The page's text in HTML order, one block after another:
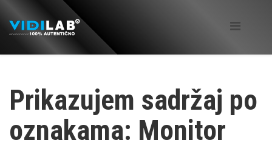
Prikazujem sadržaj po
oznakama: Monitor